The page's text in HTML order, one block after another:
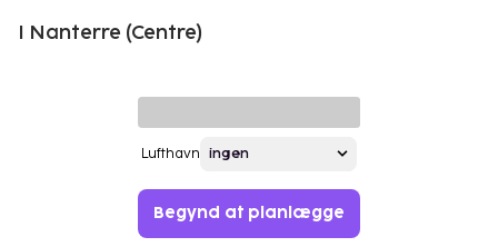
I Nanterre (Centre)
Lufthavn
Begynd at planlægge